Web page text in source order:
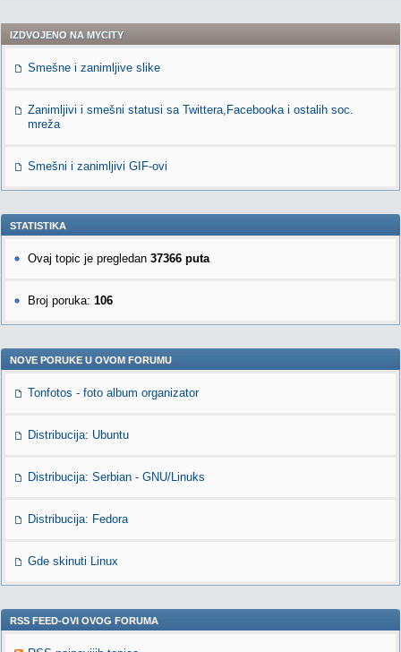
IZDVOJENO NA MYCITY
Smešne i zanimljive slike
Zanimljivi i smešni statusi sa Twittera,Facebooka i ostalih soc.
mreža
Smešni i zanimljivi GIF-ovi
STATISTIKA
Ovaj topic je pregledan 37366 puta
Broj poruka: 106
NOVE PORUKE U OVOM FORUMU
Tonfotos - foto album organizator
Distribucija: Ubuntu
Distribucija: Serbian - GNU/Linuks
Distribucija: Fedora
Gde skinuti Linux
RSS FEED-OVI OVOG FORUMA